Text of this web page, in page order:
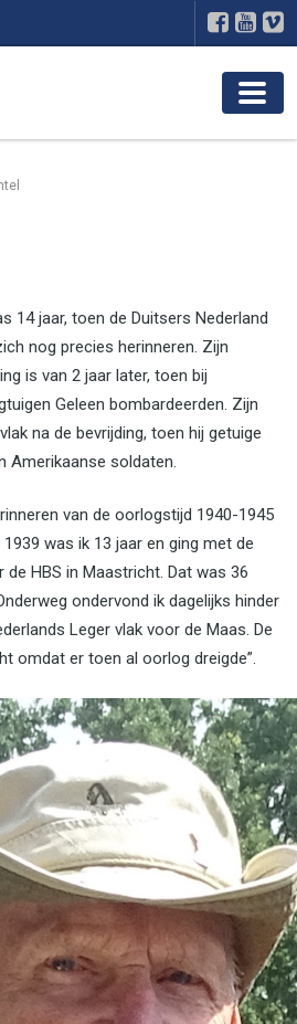
14 jaar, toen de Duitsers Nederland
nog precies herinneren. Zijn
is van 2 jaar later, toen bij
Geleen bombardeerden. Zijn
na de bevrijding, toen hij getuige
Amerikaanse soldaten.
van de oorlogstijd 1940-1945
was ik 13 jaar en ging met de
de HBS in Maastricht. Dat was 36
ondervond ik dagelijks hinder
Leger vlak voor de Maas. De
omdat er toen al oorlog dreigde”.